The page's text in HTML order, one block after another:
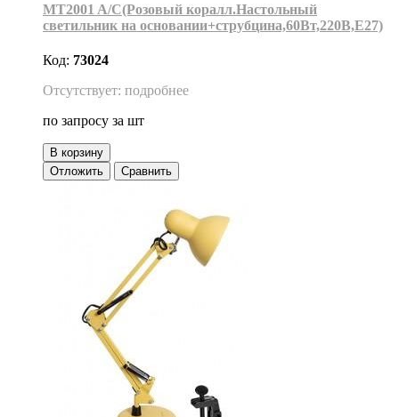
MT2001 A/C(Розовый коралл.Настольный
светильник на основании+струбцина,60Вт,220В,Е27)
Код: 73024
Отсутствует: подробнее
по запросу за шт
В корзину
Отложить
Сравнить